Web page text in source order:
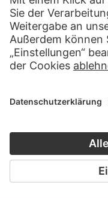
ZUR WEBSEITE
KONTAKT
SCHREIBEN SIE UNS